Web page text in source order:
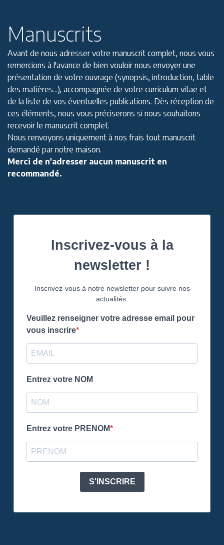
Manuscrits
Avant de nous adresser votre manuscrit complet, nous vous
remercions à l'avance de bien vouloir nous envoyer une
présentation de votre ouvrage (synopsis, introduction, table
des matières...), accompagnée de votre curriculum vitae et
de la liste de vos éventuelles publications. Dès réception de
ces éléments, nous vous préciserons si nous souhaitons
recevoir le manuscrit complet.
Nous renvoyons uniquement à nos frais tout manuscrit
demandé par notre maison.
Merci de n'adresser aucun manuscrit en
recommandé.
Inscrivez-vous à la
newsletter !
Inscrivez-vous à notre newsletter pour suivre nos
actualités.
Veuillez renseigner votre adresse email pour
vous inscrire
Entrez votre NOM
Entrez votre PRENOM
S'INSCRIRE